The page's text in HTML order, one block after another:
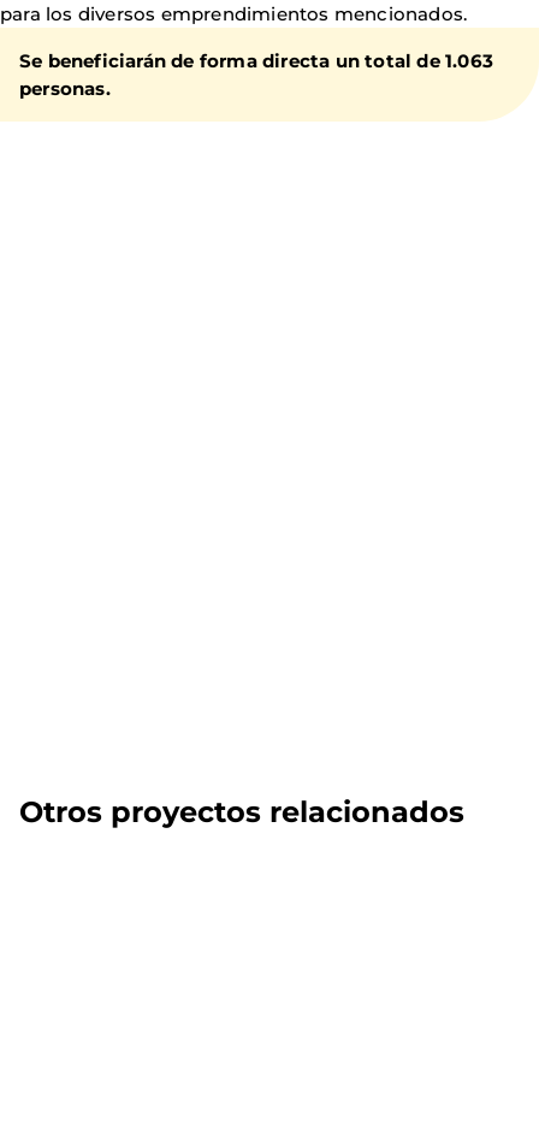
para los diversos emprendimientos mencionados.
Se beneficiarán de forma directa un total de 1.063
personas.
Otros proyectos relacionados